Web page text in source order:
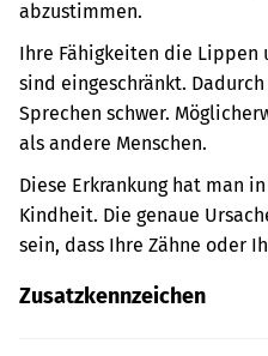
abzustimmen.
Ihre Fähigkeiten die Lippen
sind eingeschränkt.
Sprechen schwer.
als andere Menschen.
Diese Erkrankung hat man
Kindheit. Die genaue
sein, dass Ihre Zähne oder
Zusatzkennzeichen